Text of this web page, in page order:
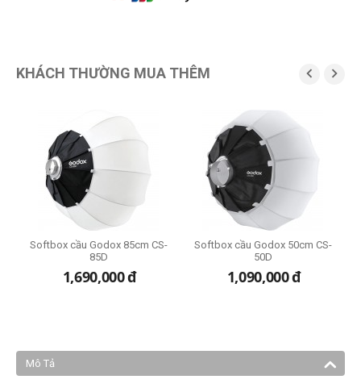
KHÁCH THƯỜNG MUA THÊM  
Softbox cầu Godox 85cm CS-
85D
1,690,000đ
Softbox cầu Godox 50cm CS-
50D
1,090,000đ
Mô Tả